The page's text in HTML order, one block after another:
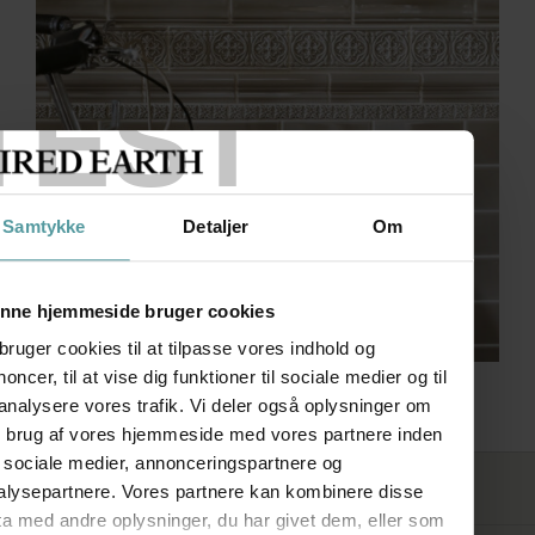
Samtykke Detaljer Om
hjemmeside bruger cookies
cookies til at tilpasse vores indhold og
til at vise dig funktioner til sociale medier og til
vores trafik. Vi deler også oplysninger om
brug af vores hjemmeside med vores partnere inden
medier, annonceringspartnere og
Vores partnere kan kombinere disse
med andre oplysninger, du har givet dem, eller som
Giralda
FØLG OS